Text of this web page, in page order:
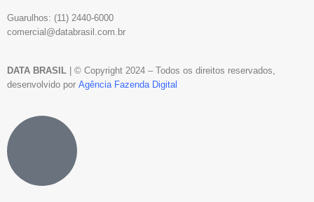
Guarulhos: (11) 2440-6000
comercial@databrasil.com.br
DATA BRASIL | © Copyright 2024 – Todos os direitos reservados,
desenvolvido por Agência Fazenda Digital